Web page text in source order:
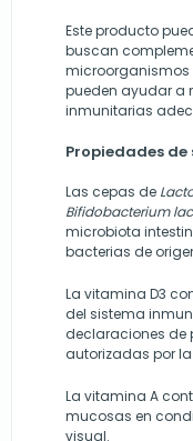
Este producto
buscan
microorganismos
pueden ayudar a
inmunitarias
Propiedades
Las cepas de
Bifidobacterium
microbiota
bacterias de
La vitamina D3
del sistema
declaraciones de
autorizadas por la
La vitamina A
mucosas en
visual.